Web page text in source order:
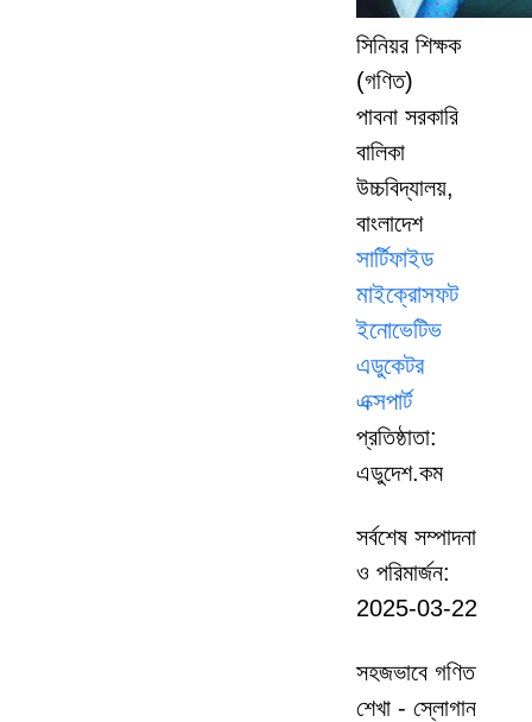
সিনিয়র শিক্ষক
(গণিত)
পাবনা সরকারি
বালিকা
উচ্চবিদ্যালয়,
বাংলাদেশ
সার্টিফাইড
মাইক্রোসফট
ইনোভেটিভ
এডুকেটর
এক্সপার্ট
প্রতিষ্ঠাতা:
এডুদেশ.কম
সর্বশেষ সম্পাদনা
ও পরিমার্জন:
2025-03-22
সহজভাবে গণিত
শেখা - স্লোগান